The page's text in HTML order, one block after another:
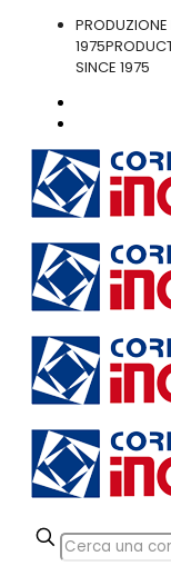
1975
SINCE 1975